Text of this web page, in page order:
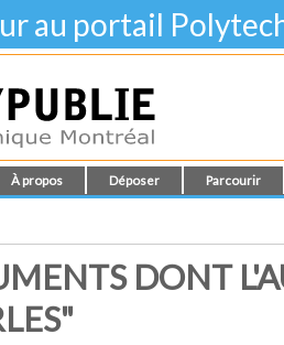
au portail
À propos Déposer Parcourir
DONT